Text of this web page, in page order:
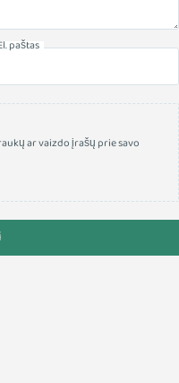
paštas
ar vaizdo įrašų prie savo